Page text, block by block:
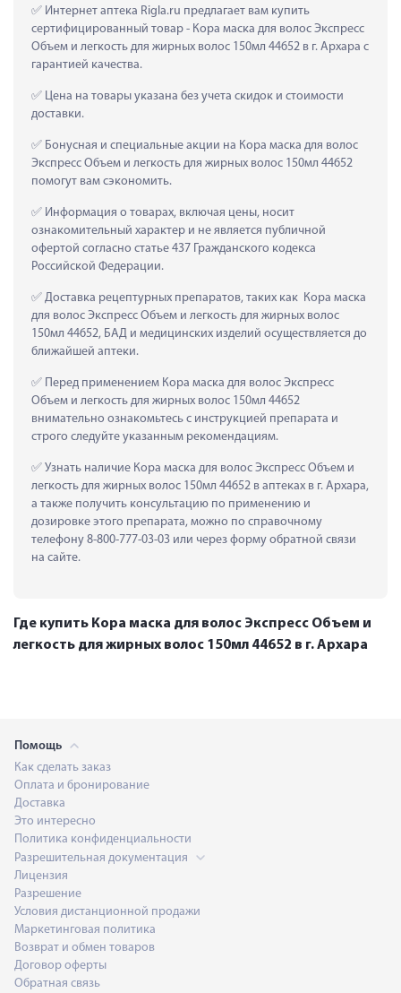
Интернет аптека Rigla.ru предлагает вам купить
сертифицированный товар - Кора маска для волос Экспресс
Объем и легкость для жирных волос 150мл 44652 в г. Архара с
гарантией качества.
Цена на товары указана без учета скидок и стоимости
доставки.
Бонусная и специальные акции на Кора маска для волос
Экспресс Объем и легкость для жирных волос 150мл 44652
помогут вам сэкономить.
Информация о товарах, включая цены, носит
ознакомительный характер и не является публичной
офертой согласно статье 437 Гражданского кодекса
Российской Федерации.
Доставка рецептурных препаратов, таких как  Кора маска
для волос Экспресс Объем и легкость для жирных волос
150мл 44652, БАД и медицинских изделий осуществляется до
ближайшей аптеки.
Перед применением Кора маска для волос Экспресс
Объем и легкость для жирных волос 150мл 44652
внимательно ознакомьтесь с инструкцией препарата и
строго следуйте указанным рекомендациям.
Узнать наличие Кора маска для волос Экспресс Объем и
легкость для жирных волос 150мл 44652 в аптеках в г. Архара,
а также получить консультацию по применению и
дозировке этого препарата, можно по справочному
телефону 8-800-777-03-03 или через форму обратной связи
на сайте.
Где купить Кора маска для волос Экспресс Объем и
легкость для жирных волос 150мл 44652 в г. Архара
Помощь
Как сделать заказ
Оплата и бронирование
Доставка
Это интересно
Политика конфиденциальности
Разрешительная документация
Лицензия
Разрешение
Условия дистанционной продажи
Маркетинговая политика
Возврат и обмен товаров
Договор оферты
Обратная связь